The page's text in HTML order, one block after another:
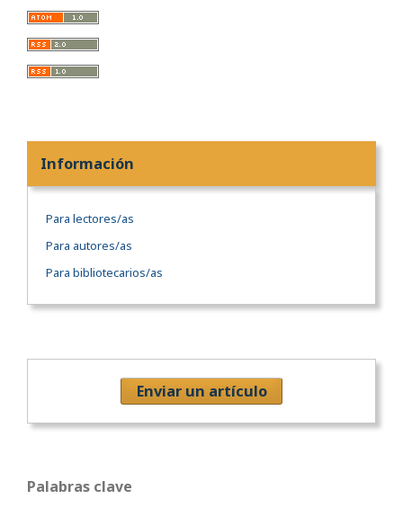
Información
Para lectores/as
Para autores/as
Para bibliotecarios/as
Enviar un artículo
Palabras clave